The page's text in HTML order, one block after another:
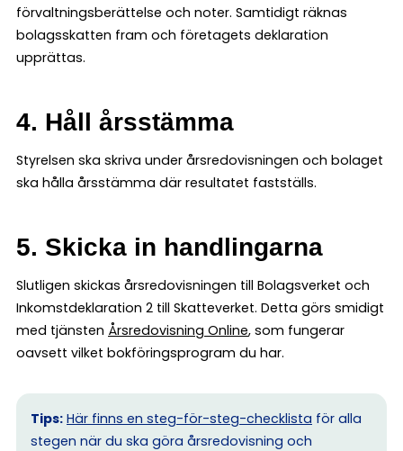
förvaltningsberättelse och noter. Samtidigt räknas
bolagsskatten fram och företagets deklaration
upprättas.
4. Håll årsstämma
Styrelsen ska skriva under årsredovisningen och bolaget
ska hålla årsstämma där resultatet fastställs.
5. Skicka in handlingarna
Slutligen skickas årsredovisningen till Bolagsverket och
Inkomstdeklaration 2 till Skatteverket. Detta görs smidigt
med tjänsten Årsredovisning Online, som fungerar
oavsett vilket bokföringsprogram du har.
Tips: Här finns en steg-för-steg-checklista för alla
stegen när du ska göra årsredovisning och